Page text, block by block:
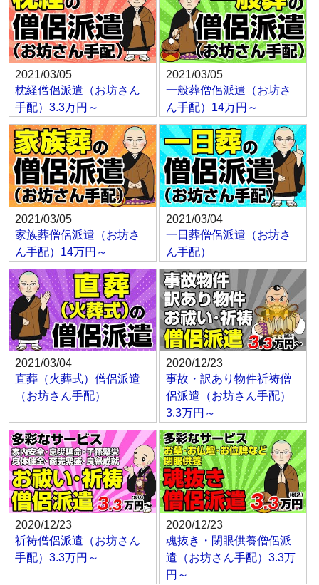
2021/03/05
枕経僧侶派遣（お坊さん
手配）3.3万円～
2021/03/05
一般葬僧侶派遣（お坊さ
ん手配）14万円～
2021/03/05
家族葬僧侶派遣（お坊さ
ん手配）14万円～
2021/03/04
一日葬僧侶派遣（お坊さ
ん手配）
2021/03/04
直葬（火葬式）僧侶派遣
（お坊さん手配）
2020/12/23
事故・訳あり物件祈祷僧
侶派遣（お坊さん手配）
3.3万円～
2020/12/23
祈祷僧侶派遣（お坊さん
手配）3.3万円～
2020/12/23
魂抜き・閉眼供養僧侶派
遣（お坊さん手配）3.3万
円～